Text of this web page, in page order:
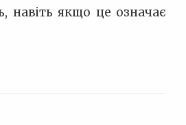
навіть якщо це означає